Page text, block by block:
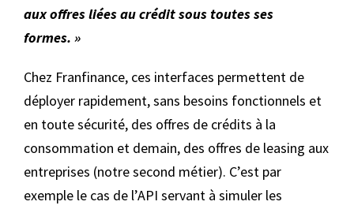
aux offres liées au crédit sous toutes ses
formes. »
Chez Franfinance, ces interfaces permettent de
déployer rapidement, sans besoins fonctionnels et
en toute sécurité, des offres de crédits à la
consommation et demain, des offres de leasing aux
entreprises (notre second métier). C’est par
exemple le cas de l’API servant à simuler les